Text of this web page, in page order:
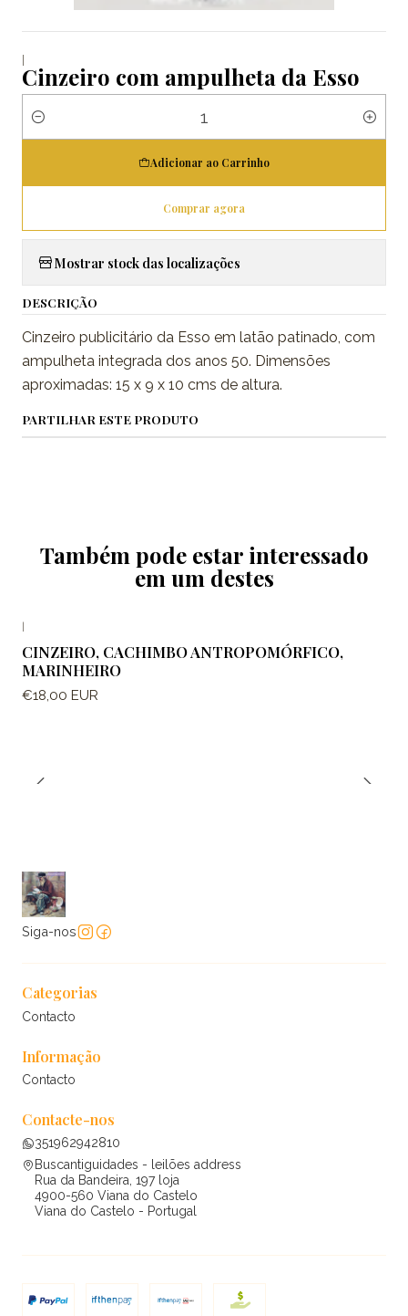
|
Cinzeiro com ampulheta da Esso
Quantidade
Adicionar ao Carrinho
Comprar agora
Mostrar stock das localizações
DESCRIÇÃO
Cinzeiro publicitário da Esso em latão patinado, com
ampulheta integrada dos anos 50. Dimensões
aproximadas: 15 x 9 x 10 cms de altura.
PARTILHAR ESTE PRODUTO
Também pode estar interessado
em um destes
CINZEIRO, CACHIMBO ANTROPOMÓRFICO,
MARINHEIRO
€18,00 EUR
Siga-nos
Categorias
Contacto
Informação
Contacto
Contacte-nos
351962942810
Buscantiguidades - leilões address
Rua da Bandeira, 197 loja
4900-560 Viana do Castelo
Viana do Castelo - Portugal